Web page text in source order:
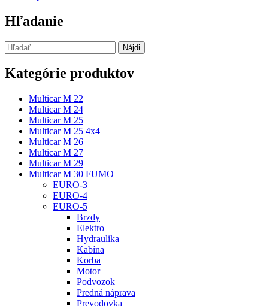
článku
Hľadanie
Hľadať:
Kategórie produktov
Multicar M 22
Multicar M 24
Multicar M 25
Multicar M 25 4x4
Multicar M 26
Multicar M 27
Multicar M 29
Multicar M 30 FUMO
EURO-3
EURO-4
EURO-5
Brzdy
Elektro
Hydraulika
Kabína
Korba
Motor
Podvozok
Predná náprava
Prevodovka